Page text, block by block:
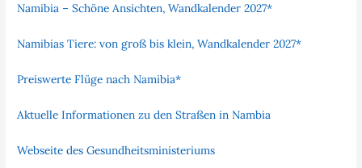
Namibia – Schöne Ansichten, Wandkalender 2027*
Namibias Tiere: von groß bis klein, Wandkalender 2027*
Preiswerte Flüge nach Namibia*
Aktuelle Informationen zu den Straßen in Nambia
Webseite des Gesundheitsministeriums